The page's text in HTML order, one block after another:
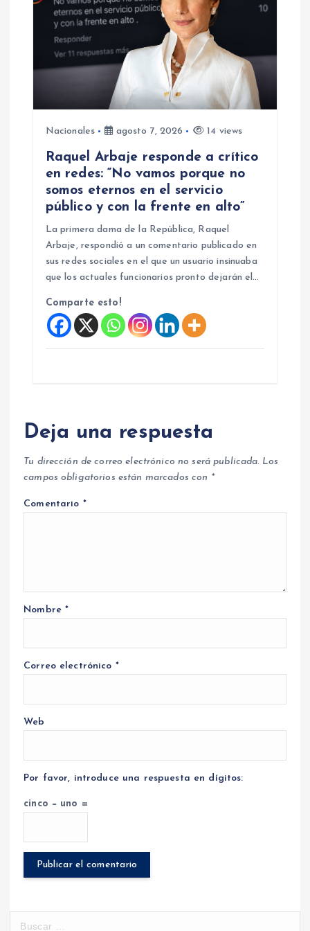
Nacionales agosto 7, 2026 14 views
Raquel Arbaje responde a crítico
en redes: “No vamos porque no
somos eternos en el servicio
público y con la frente en alto”
La primera dama de la República, Raquel
Arbaje, respondió a un comentario publicado en
sus redes sociales en el que un usuario insinuaba
que los actuales funcionarios pronto dejarán el…
Comparte esto!
Deja una respuesta
Tu dirección de correo electrónico no será publicada. Los
campos obligatorios están marcados con *
Comentario *
Nombre*
Correo electrónico *
Web
Por favor, introduce una respuesta en dígitos:
cinco − uno =